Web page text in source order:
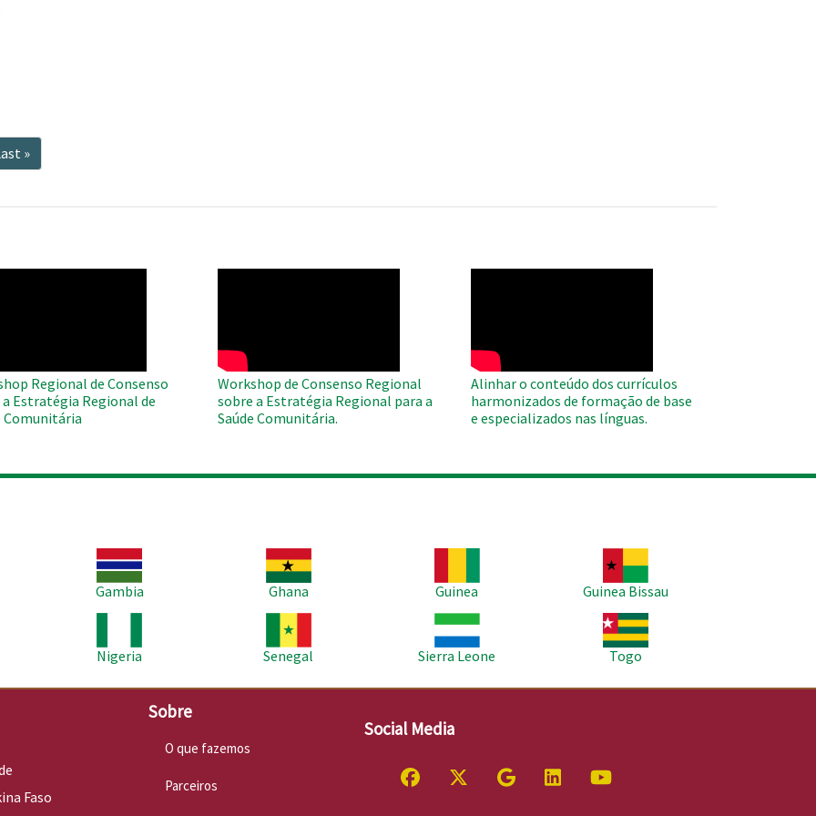
»
Regional de Consenso
Estratégia Regional de
Comunitária
Workshop de Consenso Regional
sobre a Estratégia Regional para a
Saúde Comunitária.
Alinhar o conteúdo dos currículos
harmonizados de formação de base
e especializados nas línguas.
Imagem
Gambia
Imagem
Ghana
Guinea
Guinea Bissau
Nigeria
Senegal
Imagem
Sierra Leone
Imagem
Togo
Faso
Sobre
O que fazemos
Parceiros
Social Media